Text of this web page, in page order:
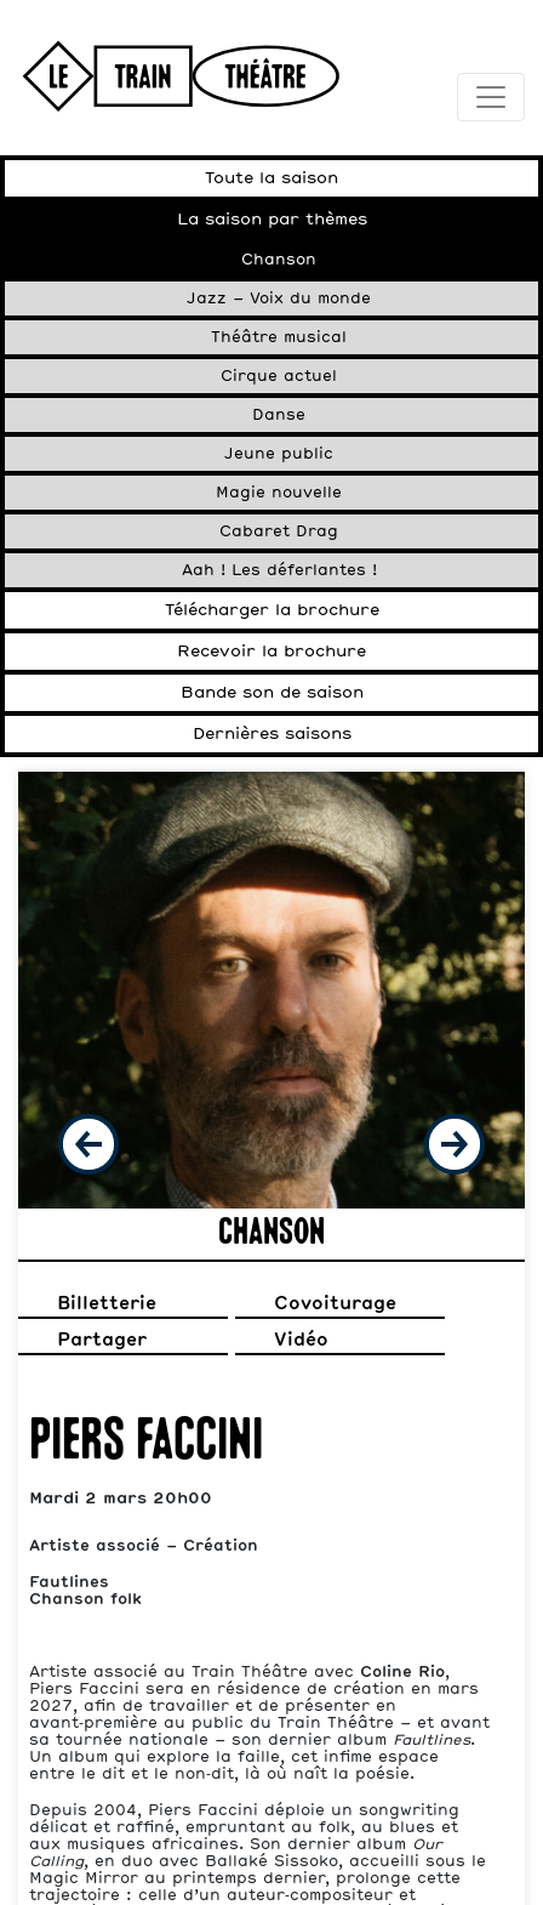
Toute la saison
La saison par thèmes
Chanson
Jazz – Voix du monde
Théâtre musical
Cirque actuel
Danse
Jeune public
Magie nouvelle
Cabaret Drag
Aah ! Les déferlantes !
Télécharger la brochure
Recevoir la brochure
Bande son de saison
Dernières saisons
Chanson
Billetterie Covoiturage
Partager Vidéo
Piers Faccini
Mardi 2 mars 20h00
Artiste associé – Création
Fautlines
Chanson folk
Artiste associé au Train Théâtre avec Coline Rio,
Piers Faccini sera en résidence de création en mars
2027, afin de travailler et de présenter en
avant‑première au public du Train Théâtre – et avant
sa tournée nationale – son dernier album Faultlines.
Un album qui explore la faille, cet infime espace
entre le dit et le non‑dit, là où naît la poésie.
Depuis 2004, Piers Faccini déploie un songwriting
délicat et raffiné, empruntant au folk, au blues et
aux musiques africaines. Son dernier album Our
Calling, en duo avec Ballaké Sissoko, accueilli sous le
Magic Mirror au printemps dernier, prolonge cette
trajectoire : celle d’un auteur‑compositeur et